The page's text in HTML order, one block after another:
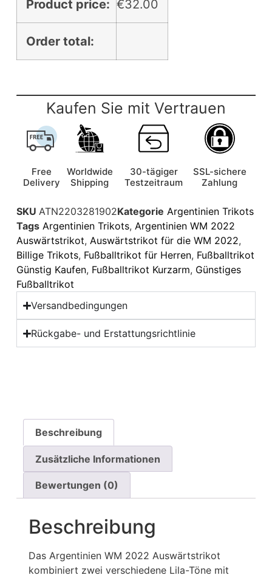
Product price: €32.00
Order total:
Kaufen Sie mit Vertrauen
Free
Delivery
Worldwide
Shipping
30-tägiger
Testzeitraum
SSL-sichere
Zahlung
SKU ATN2203281902Kategorie Argentinien Trikots
Tags Argentinien Trikots, Argentinien WM 2022
Auswärtstrikot, Auswärtstrikot für die WM 2022,
Billige Trikots, Fußballtrikot für Herren, Fußballtrikot
Günstig Kaufen, Fußballtrikot Kurzarm, Günstiges
Fußballtrikot
Versandbedingungen
Rückgabe- und Erstattungsrichtlinie
Beschreibung
Zusätzliche Informationen
Bewertungen (0)
Beschreibung
Das Argentinien WM 2022 Auswärtstrikot
kombiniert zwei verschiedene Lila-Töne mit